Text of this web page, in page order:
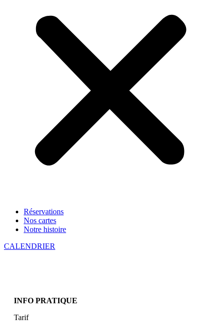
Réservations
Nos cartes
Notre histoire
CALENDRIER
INFO PRATIQUE
Tarif